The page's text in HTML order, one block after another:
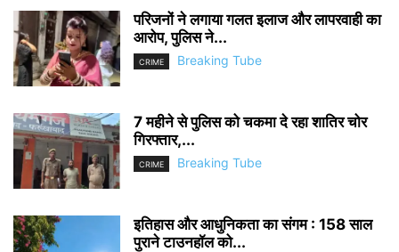
परिजनों ने लगाया गलत इलाज और लापरवाही का
आरोप, पुलिस ने...
CRIME Breaking Tube
7 महीने से पुलिस को चकमा दे रहा शातिर चोर
गिरफ्तार,...
CRIME Breaking Tube
इतिहास और आधुनिकता का संगम : 158 साल
पुराने टाउनहॉल को...